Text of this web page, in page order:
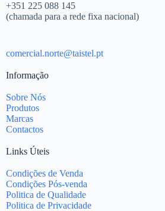
+351 225 088 145
(chamada para a rede fixa nacional)
comercial.norte@taistel.pt
Informação
Sobre Nós
Produtos
Marcas
Contactos
Links Úteis
Condições de Venda
Condições Pós-venda
Politica de Qualidade
Politica de Privacidade